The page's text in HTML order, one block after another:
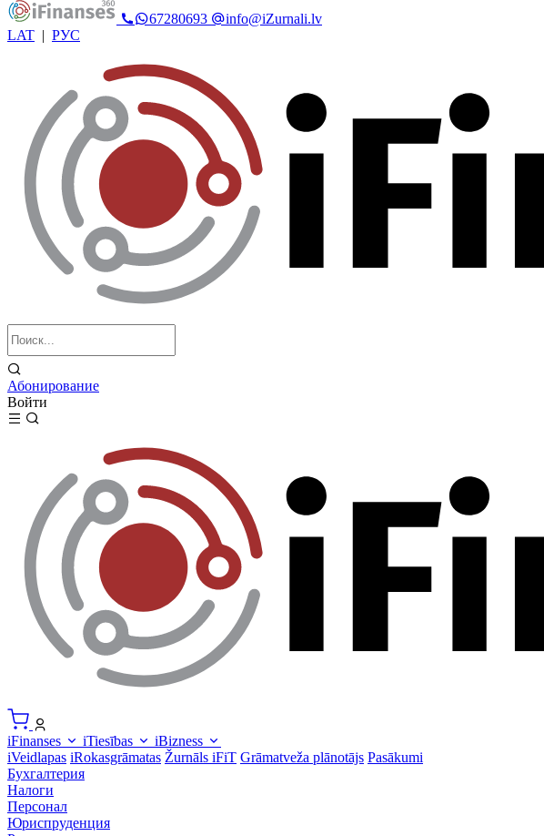
67280693
info@iZurnali.lv
LAT | РУС
Абонирование
Войти
iFinanses iTiesības
iBizness
iVeidlapas iRokasgrāmatas Žurnāls iFiT Grāmatveža plānotājs Pasākumi
Бухгалтерия
Налоги
Персонал
Юриспруденция